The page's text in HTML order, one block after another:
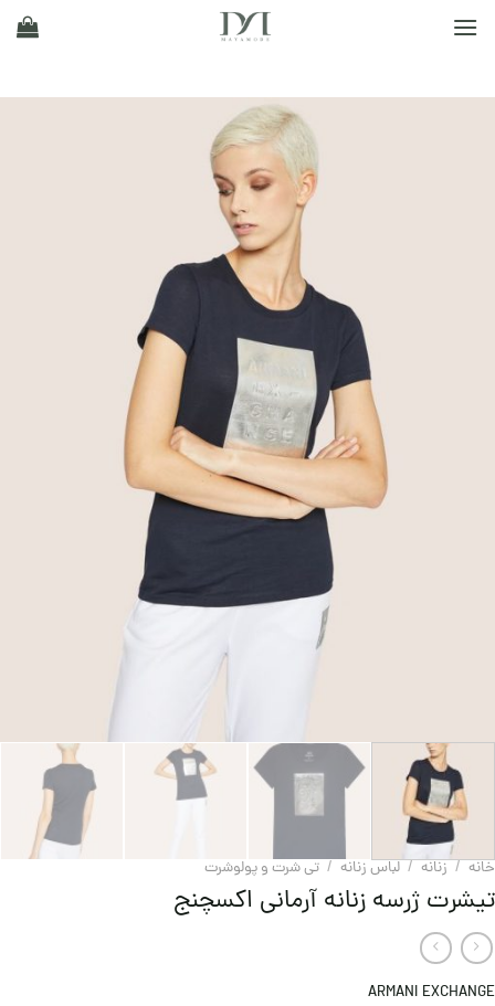
خانه / زنانه / لباس زنانه / تی شرت و پولوشرت
تیشرت ژرسه زنانه آرمانی اکسچنج
ARMANI EXCHANGE